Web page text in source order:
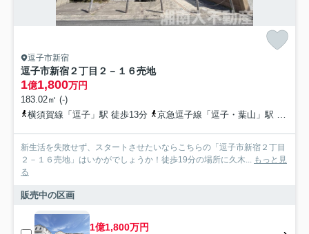
逗子市新宿
逗子市新宿２丁目２－１６売地
1億1,800万円
183.02㎡ (-)
横須賀線「逗子」駅 徒歩13分
京急逗子線「逗子・葉山」駅 徒歩11分
新生活を失敗せず、スタートさせたいならこちらの「逗子市新宿２丁目
２－１６売地」はいかがでしょうか！徒歩19分の場所に久木... もっと見
る
販売中の区画
1億1,800万円